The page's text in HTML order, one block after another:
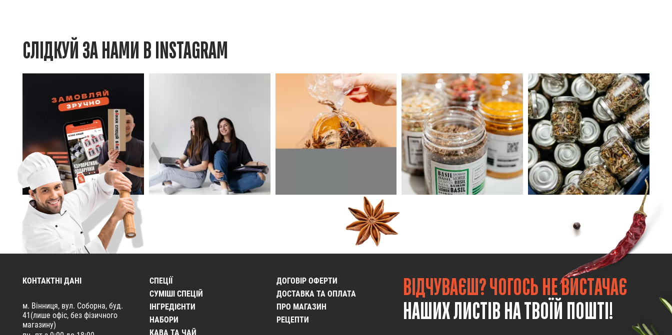
СЛІДКУЙ ЗА НАМИ В INSTAGRAM
КОНТАКТНІ ДАНІ
м. Вінниця, вул. Соборна, буд.
41(лише офіс, без фізичного
магазину)
СПЕЦІЇ
CУМІШІ СПЕЦІЙ
ІНГРЕДІЄНТИ
НАБОРИ
КАВА ТА ЧАЙ
ДОГОВІР ОФЕРТИ
ДОСТАВКА ТА ОПЛАТА
ПРО МАГАЗИН
РЕЦЕПТИ
ВІДЧУВАЄШ? ЧОГОСЬ НЕ ВИСТАЧАЄ
НАШИХ ЛИСТІВ НА ТВОЇЙ ПОШТІ!